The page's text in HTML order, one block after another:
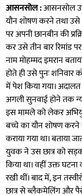
आसनसोल :आसनसोल
यौन शोषण करने तथा
पर अपनी छानबीन की
कर उसे तीन बार रिमांड
नाम मोहम्मद इमरान
होते ही उसे पुनः
में पेश किया गया।
अगली सुनवाई होने तक
इस मामले को लेकर
बच्चे का यौन शोषण
कराया गया था।
युवक ने उस छात्र को
किया था। वहीं उक्त
रखी थीं। बाद में, इन
छात्र से ब्लैकमेलिंग और